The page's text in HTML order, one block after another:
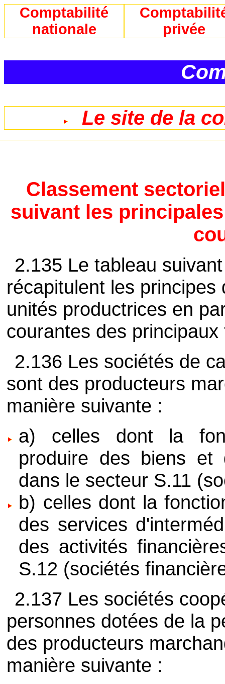
Comptabilité
nationale
privée
Le site de la
Classement
suivant les
2.135 Le tableau
récapitulent les
unités productrices en
courantes des
2.136 Les sociétés de
sont des producteurs
manière suivante :
a) celles dont la
produire des biens et
dans le secteur S.11
b) celles dont la
des services
des activités
S.12 (sociétés
2.137 Les sociétés
personnes dotées de la
des producteurs
manière suivante :